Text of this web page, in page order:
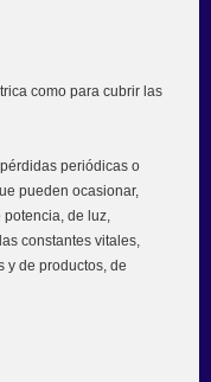
como para cubrir las
periódicas o
pueden ocasionar,
potencia, de luz,
constantes vitales,
y de productos, de